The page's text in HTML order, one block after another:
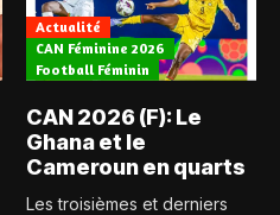
Actualité
CAN Féminine 2026
Football Féminin
CAN 2026 (F): Le
Ghana et le
Cameroun en quarts
Les troisièmes et derniers